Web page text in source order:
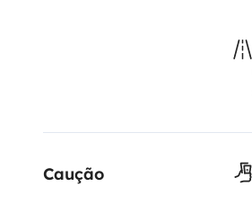
Caução